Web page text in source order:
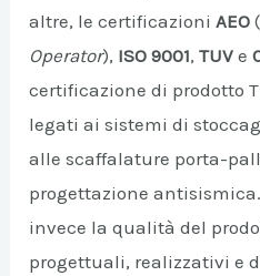
altre, le certificazioniAEO (
Operator), ISO 9001,TUV e
certificazione di prodotto
legati ai sistemi di
alle scaffalature porta-
progettazione
invece la qualità del
progettuali, realizzativi e